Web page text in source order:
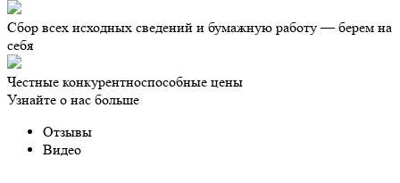
Сбор всех исходных сведений и бумажную работу — берем на
себя
Честные конкурентноспособные цены
Узнайте о нас больше
Отзывы
Видео